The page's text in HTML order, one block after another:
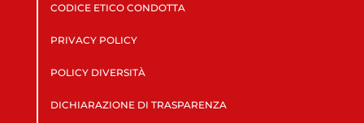
CODICE ETICO CONDOTTA
PRIVACY POLICY
POLICY DIVERSITÀ
DICHIARAZIONE DI TRASPARENZA